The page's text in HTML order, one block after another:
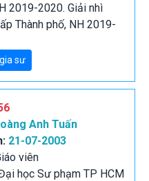
2019-2020. Giải nhì
Thành phố, NH 2019-
sư
Anh Tuấn
21-07-2003
viên
học Sư phạm TP HCM